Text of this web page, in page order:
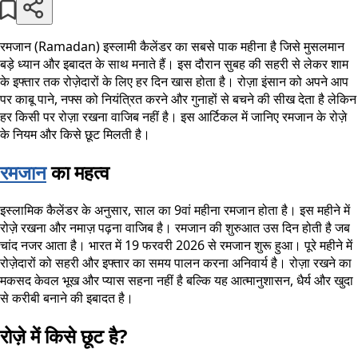
रमजान (Ramadan) इस्लामी कैलेंडर का सबसे पाक महीना है जिसे मुसलमान
बड़े ध्यान और इबादत के साथ मनाते हैं। इस दौरान सुबह की सहरी से लेकर शाम
के इफ्तार तक रोज़ेदारों के लिए हर दिन खास होता है। रोज़ा इंसान को अपने आप
पर काबू पाने, नफ्स को नियंत्रित करने और गुनाहों से बचने की सीख देता है लेकिन
हर किसी पर रोज़ा रखना वाजिब नहीं है। इस आर्टिकल में जानिए रमजान के रोज़े
के नियम और किसे छूट मिलती है।
रमजानका महत्व
इस्लामिक कैलेंडर के अनुसार, साल का 9वां महीना रमजान होता है। इस महीने में
रोज़े रखना और नमाज़ पढ़ना वाजिब है। रमजान की शुरुआत उस दिन होती है जब
चांद नजर आता है। भारत में 19 फरवरी 2026 से रमजान शुरू हुआ। पूरे महीने में
रोज़ेदारों को सहरी और इफ्तार का समय पालन करना अनिवार्य है। रोज़ा रखने का
मकसद केवल भूख और प्यास सहना नहीं है बल्कि यह आत्मानुशासन, धैर्य और खुदा
से करीबी बनाने की इबादत है।
रोज़े में किसे छूट है?